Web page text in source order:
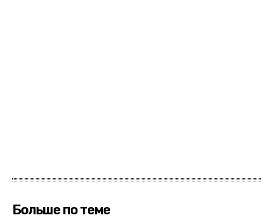
Больше по теме